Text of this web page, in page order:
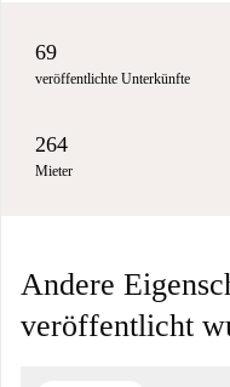
69
veröffentlichte Unterkünfte
264
Mieter
Andere
veröffentlicht